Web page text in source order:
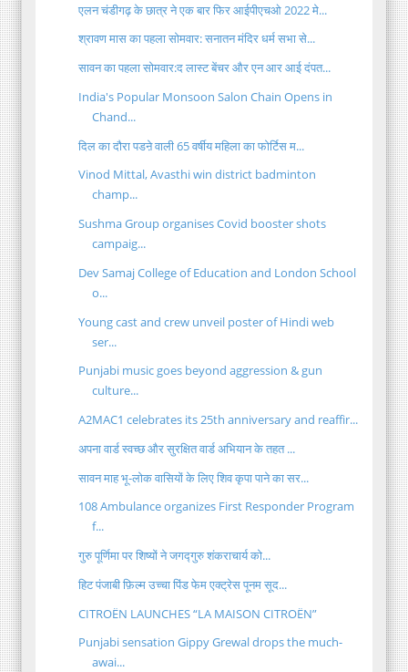
एलन चंडीगढ़ के छात्र ने एक बार फिर आईपीएचओ 2022 मे...
श्रावण मास का पहला सोमवार: सनातन मंदिर धर्म सभा से...
सावन का पहला सोमवार:द लास्ट बेंचर और एन आर आई दंपत...
India's Popular Monsoon Salon Chain Opens in
Chand...
दिल का दौरा पडऩे वाली 65 वर्षीय महिला का फोर्टिस म...
Vinod Mittal, Avasthi win district badminton
champ...
Sushma Group organises Covid booster shots
campaig...
Dev Samaj College of Education and London School
o...
Young cast and crew unveil poster of Hindi web
ser...
Punjabi music goes beyond aggression & gun
culture...
A2MAC1 celebrates its 25th anniversary and reaffir...
अपना वार्ड स्वच्छ और सुरक्षित वार्ड अभियान के तहत ...
सावन माह भू-लोक वासियों के लिए शिव कृपा पाने का सर...
108 Ambulance organizes First Responder Program
f...
गुरु पूर्णिमा पर शिष्यों ने जगद्गुरु शंकराचार्य को...
हिट पंजाबी फ़िल्म उच्चा पिंड फेम एक्ट्रेस पूनम सूद...
CITROËN LAUNCHES “LA MAISON CITROËN”
Punjabi sensation Gippy Grewal drops the much-
awai...